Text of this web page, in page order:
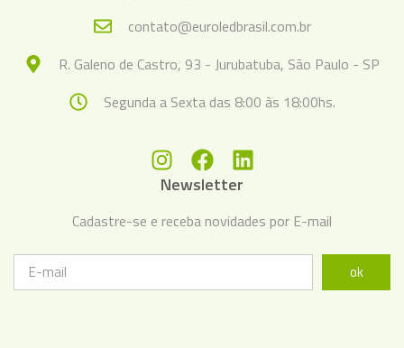
contato@euroledbrasil.com.br
R. Galeno de Castro, 93 - Jurubatuba, São Paulo - SP
Segunda a Sexta das 8:00 às 18:00hs.
Newsletter
Cadastre-se e receba novidades por E-mail
ok